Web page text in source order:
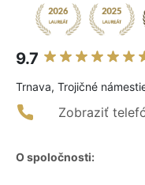
9.7
Trnava, Trojičné
Zobraziť
O spoločnosti: